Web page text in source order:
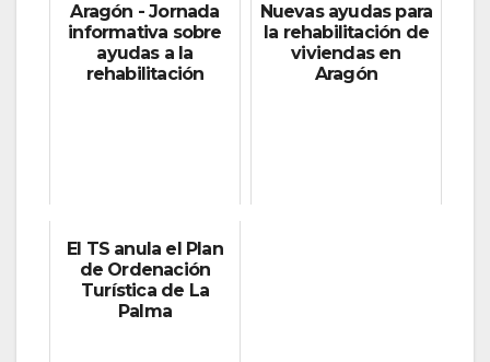
Aragón - Jornada
informativa sobre
ayudas a la
rehabilitación
Nuevas ayudas para
la rehabilitación de
viviendas en
Aragón
El TS anula el Plan
de Ordenación
Turística de La
Palma